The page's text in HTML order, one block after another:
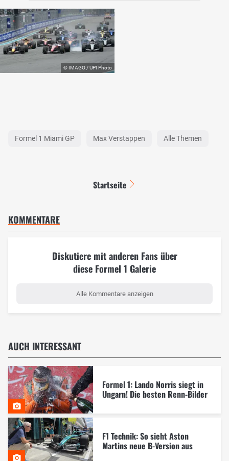
Formel 1 Miami GP Max Verstappen Alle Themen
Startseite
KOMMENTARE
Diskutiere mit anderen Fans über
diese Formel 1 Galerie
Alle Kommentare anzeigen
AUCH INTERESSANT
Formel 1: Lando Norris siegt in
Ungarn! Die besten Renn-Bilder
F1 Technik: So sieht Aston
Martins neue B-Version aus